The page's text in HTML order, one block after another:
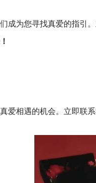
成为您寻找真爱的指引
爱相遇的机会。立即联